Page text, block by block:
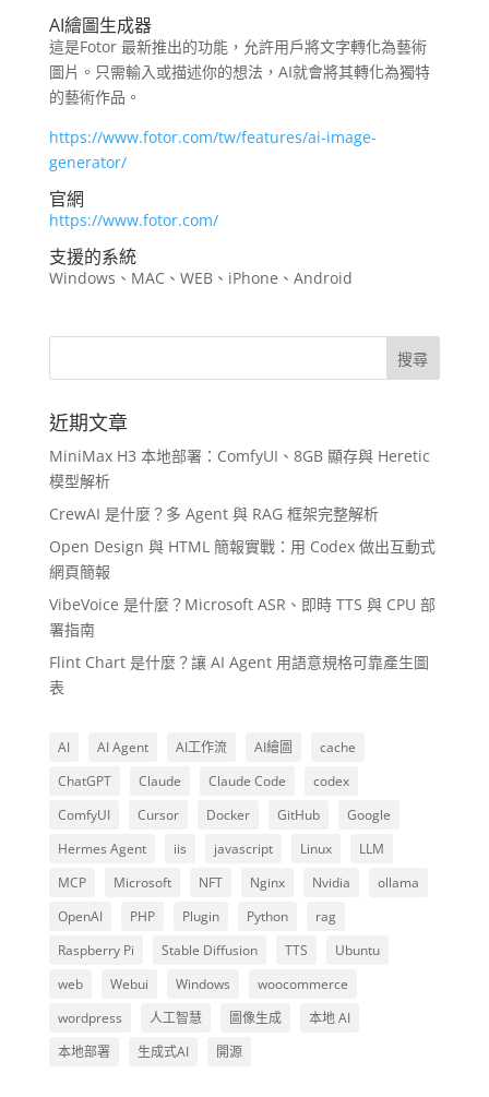
AI繪圖生成器
這是Fotor 最新推出的功能，允許用戶將文字轉化為藝術
圖片。只需輸入或描述你的想法，AI就會將其轉化為獨特
的藝術作品。
https://www.fotor.com/tw/features/ai-image-
generator/
官網
https://www.fotor.com/
支援的系統
Windows、MAC、WEB、iPhone、Android
近期文章
MiniMax H3 本地部署：ComfyUI、8GB 顯存與 Heretic
模型解析
CrewAI 是什麼？多 Agent 與 RAG 框架完整解析
Open Design 與 HTML 簡報實戰：用 Codex 做出互動式
網頁簡報
VibeVoice 是什麼？Microsoft ASR、即時 TTS 與 CPU 部
署指南
Flint Chart 是什麼？讓 AI Agent 用語意規格可靠產生圖
表
AI AI Agent AI工作流 AI繪圖
cache
ChatGPT
Claude Claude Code
codex
ComfyUI
Cursor Docker GitHub
Google
Hermes Agent
iis javascript Linux
LLM
MCP
Microsoft NFT Nginx Nvidia
ollama
OpenAI
PHP Plugin Python
rag
Raspberry Pi
Stable Diffusion TTS
Ubuntu
web
Webui Windows
woocommerce
wordpress
人工智慧 圖像生成
本地 AI
本地部署
生成式AI 開源